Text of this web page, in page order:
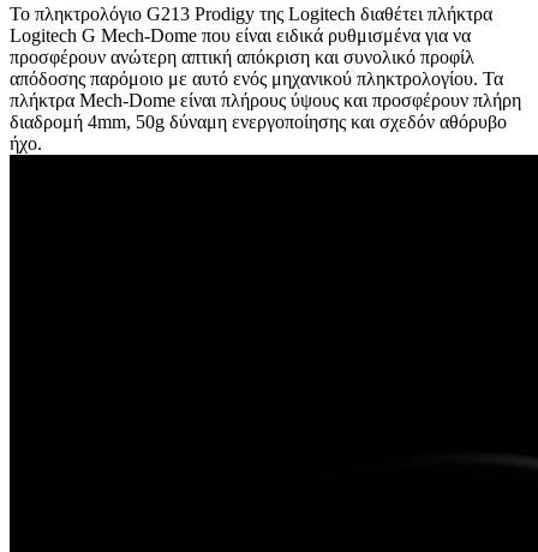
Το πληκτρολόγιο G213 Prodigy της Logitech διαθέτει πλήκτρα
Logitech G Mech-Dome που είναι ειδικά ρυθμισμένα για να
προσφέρουν ανώτερη απτική απόκριση και συνολικό προφίλ
απόδοσης παρόμοιο με αυτό ενός μηχανικού πληκτρολογίου. Τα
πλήκτρα Mech-Dome είναι πλήρους ύψους και προσφέρουν πλήρη
διαδρομή 4mm, 50g δύναμη ενεργοποίησης και σχεδόν αθόρυβο
ήχο.